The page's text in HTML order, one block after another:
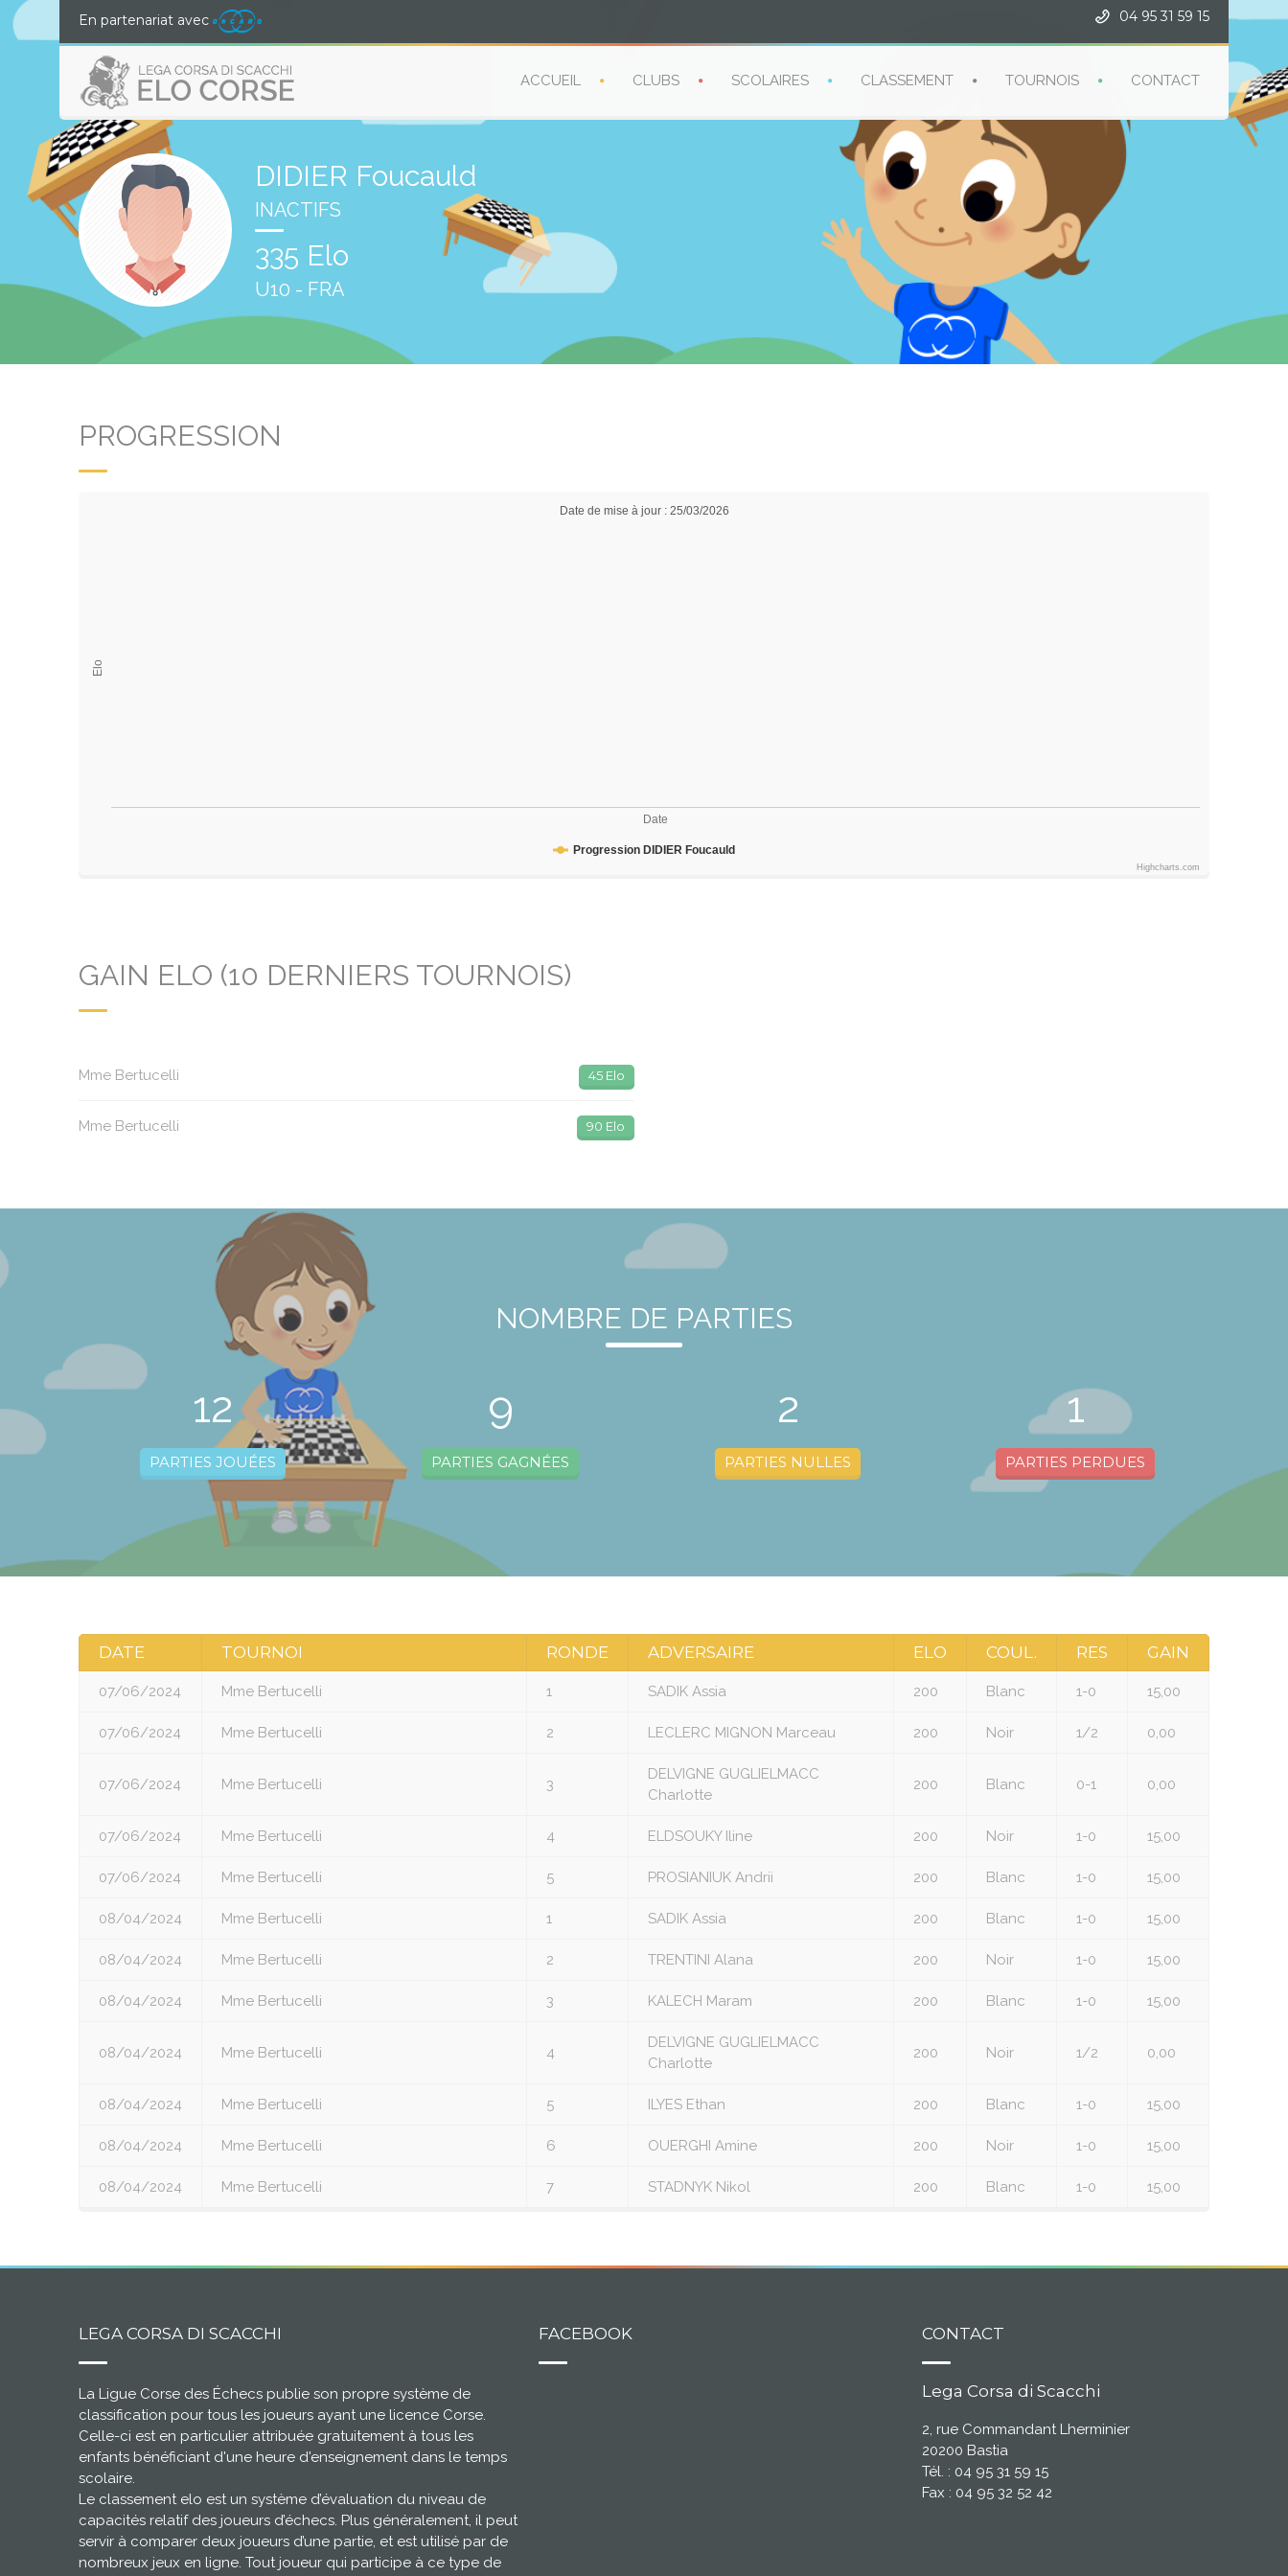
En partenariat avec 04 95 31 59 15
ACCUEIL CLUBS SCOLAIRES CLASSEMENT TOURNOIS CONTACT
DIDIER Foucauld
INACTIFS
335 Elo
U10 - FRA
PROGRESSION
Date
Elo
Date de mise à jour : 25/03/2026
Progression DIDIER Foucauld
Highcharts.com
GAIN ELO (10 DERNIERS TOURNOIS)
Mme Bertucelli 45 Elo
Mme Bertucelli 90 Elo
NOMBRE DE PARTIES
12
PARTIES JOUÉES
9
PARTIES GAGNÉES
2
PARTIES NULLES
1
PARTIES PERDUES
DATE TOURNOI RONDE ADVERSAIRE ELO COUL. RES GAIN
07/06/2024 Mme Bertucelli 1 SADIK Assia 200 Blanc 1-0 15,00
07/06/2024 Mme Bertucelli 2 LECLERC MIGNON Marceau 200 Noir 1/2 0,00
07/06/2024 Mme Bertucelli 3
DELVIGNE GUGLIELMACC
Charlotte
200 Blanc 0-1 0,00
07/06/2024 Mme Bertucelli 4 ELDSOUKY Iline 200 Noir 1-0 15,00
07/06/2024 Mme Bertucelli 5 PROSIANIUK Andrii 200 Blanc 1-0 15,00
08/04/2024 Mme Bertucelli 1 SADIK Assia 200 Blanc 1-0 15,00
08/04/2024 Mme Bertucelli 2 TRENTINI Alana 200 Noir 1-0 15,00
08/04/2024 Mme Bertucelli 3 KALECH Maram 200 Blanc 1-0 15,00
08/04/2024 Mme Bertucelli 4
DELVIGNE GUGLIELMACC
Charlotte
200 Noir 1/2 0,00
08/04/2024 Mme Bertucelli 5 ILYES Ethan 200 Blanc 1-0 15,00
08/04/2024 Mme Bertucelli 6 OUERGHI Amine 200 Noir 1-0 15,00
08/04/2024 Mme Bertucelli 7 STADNYK Nikol 200 Blanc 1-0 15,00
LEGA CORSA DI SCACCHI
La Ligue Corse des Échecs publie son propre système de
classification pour tous les joueurs ayant une licence Corse.
Celle-ci est en particulier attribuée gratuitement à tous les
enfants bénéficiant d'une heure d'enseignement dans le temps
scolaire.
Le classement elo est un système d’évaluation du niveau de
capacités relatif des joueurs d’échecs. Plus généralement, il peut
servir à comparer deux joueurs d’une partie, et est utilisé par de
nombreux jeux en ligne. Tout joueur qui participe à ce type de
FACEBOOK CONTACT
Lega Corsa di Scacchi
2, rue Commandant Lherminier
20200 Bastia
Tél. : 04 95 31 59 15
Fax : 04 95 32 52 42